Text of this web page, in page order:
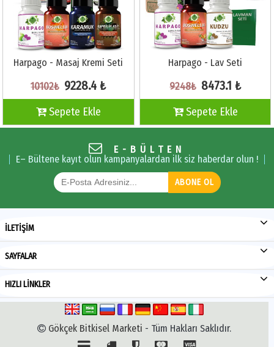
Harpago - Masaj Kremi Seti
10102₺ 9228.4 ₺
Sepete Ekle
Harpago - Lav Seti
9248₺ 8473.1 ₺
Sepete Ekle
E-BÜLTEN
E– Bültene kayıt olun kampanyalardan ilk siz haberdar olun !
ABONE OL
İLETİŞİM
SAYFALAR
HIZLI LİNKLER
Gökçek Bitkisel Marketi - Tüm Hakları Saklıdır.